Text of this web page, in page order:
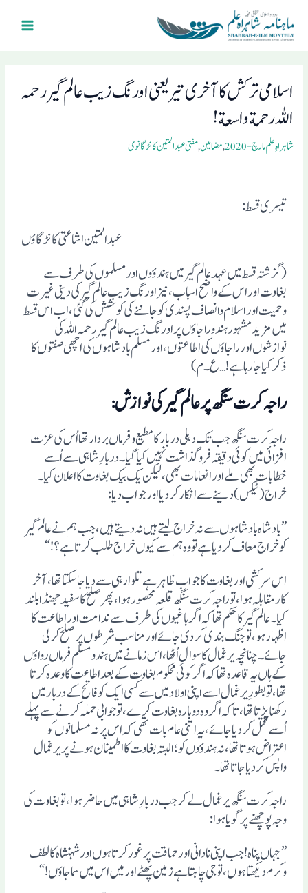
content
اسلامی ترکش کا آخری تیر یعنی اورنگ زیب عالم گیررحمہ
اللہ رحمة واسعة!
شاہراہِ علم مارچ- 2020 ,مضامین,مفتی عبد المتین کانڑگانوی
تیسری قسط:
عبد المتین اشاعتی کانڑگاوٴں
(گزشتہ قسط میں عہد عالم گیر میں ہندوٴوں اور مسلموں کی طرف سے
بغاوت اور اس کے واضح اسباب ، نیز اورنگ زیب عالم گیر کی دینی غیرت
وحمیت اور اسلام وانصاف پسندی کو جاننے کی کوشش کی گئی، اب اس قسط
میں مزید مشہور ہندو راجاوٴں پر اورنگ زیب عالم گیررحمہ اللہ کی
نوازشوں اور راجاوٴں کی اطاعتوں، اور مسلم بادشاہوں کی اچھی صفتوں کا
ذکر کیا جارہا ہے! …ع۔م)
راجہ کرت سنگھ پر عالم گیر کی نوازش:
راجہ کرت سنگھ جب تک دہلی دربار کا مطیع وفرماں بردار تھا اُس کی عزت
افزائی میں کوئی دقیقہ فرو گذاشت نہیں کیا گیا۔ دربارِ شاہی سے اُسے
خطابات بھی ملے اور انعامات بھی، لیکن یک بیک بغاوت کا اعلان کیا۔
خراج (ٹیکس) دینے سے انکار کردیا اور جواب دیا:
”بادشاہ بادشاہوں سے نہ خراج لیتے ہیں نہ دیتے ہیں، جب ہم نے عالم گیر
کوخراج معاف کردیا ہے تو وہ ہم سے کیوں خراج طلب کرتا ہے؟!“
اس سرکشی اور بغاوت کا جواب ظاہر ہے تلوار ہی سے دیا جاسکتا تھا، آخر
کار مقابلہ ہوا، تو راجہ کرت سنگھ قلعہ محصور ہوا، پھر صلح کا سفید جھنڈا بلند
کیا۔ عالم گیر کا حکم تھا کہ اگر باغیوں کی طرف سے ندامت اور اطاعت کا
اظہار ہو، تو جنگ بندی کردی جائے اور مناسب شرطوں پر صلح کرلی
جائے۔ چنانچہ یرغمال کا سوال اُٹھا، اس زمانے میں ہندو مسلم فرماں رواوٴں
کے ہاں یہ قاعدہ تھا کہ اگر کوئی محکوم بغاوت کے بعد اطاعت کا وعدہ کرتا
تھا، تو بطورِ یرغمال اسے اپنی اولاد میں سے کسی ایک کو فاتح کے دربار میں
رکھنا پڑتا تھا، تاکہ اگر وہ دوبارہ بغاوت کرے، تو جوابی حملہ کرنے سے پہلے
اُسے قتل کردیا جائے، یہ اتنی عام بات تھی کہ اس پر نہ مسلمانوں کو
اعتراض ہوتا تھا، نہ ہندوٴوں کو؛ البتہ بغاوت کا اطمینان ہونے پر یرغمال
واپس کردیا جاتا تھا۔
راجہ کرت سنگھ یرغمال لے کر جب دربارِ شاہی میں حاضر ہوا، تو بغاوت کی
وجہ پوچھنے پر گویا ہوا:
”جہاں پناہ! جب اپنی نادانی اور حماقت پر غور کرتا ہوں اور شہنشاہ کا لطف
وکرم دیکھتا ہوں، تو جی چاہتا ہے زمین پھٹے اور میں اس میں سما جاوٴں!“